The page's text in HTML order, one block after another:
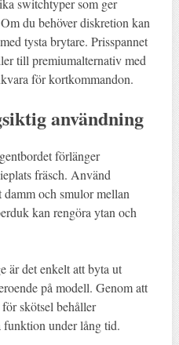
switchtyper som ger
du behöver diskretion kan
tysta brytare. Prisspannet
till premiumalternativ med
för kortkommandon.
användning
förlänger
fräsch. Använd
och smulor mellan
kan rengöra ytan och
är det enkelt att byta ut
på modell. Genom att
skötsel behåller
funktion under lång tid.